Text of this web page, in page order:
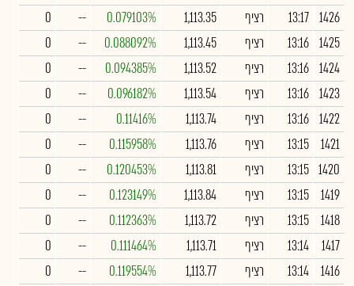
1426
13:17 רציף 1,113.35
0.079103%
--
0
1425
13:16 רציף 1,113.45
0.088092%
--
0
1424
13:16 רציף 1,113.52
0.094385%
--
0
1423
13:16 רציף 1,113.54
0.096182%
--
0
1422
13:16 רציף 1,113.74
0.11416%
--
0
1421
13:15 רציף 1,113.76
0.115958%
--
0
1420
13:15 רציף 1,113.81
0.120453%
--
0
1419
13:15 רציף 1,113.84
0.123149%
--
0
1418
13:15 רציף 1,113.72
0.112363%
--
0
1417
13:14 רציף 1,113.71
0.111464%
--
0
1416
13:14 רציף 1,113.77
0.119554%
--
0